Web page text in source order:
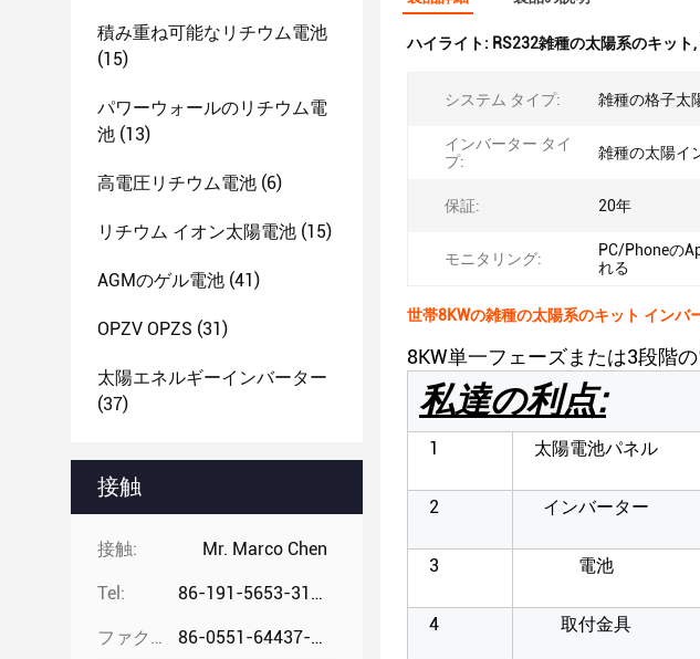
積み重ね可能なリチウム電池
(15)
パワーウォールのリチウム電
池 (13)
高電圧リチウム電池 (6)
リチウム イオン太陽電池 (15)
AGMのゲル電池 (41)
OPZV OPZS (31)
太陽エネルギーインバーター
(37)
接触
接触: Mr. Marco Chen
Tel: 86-191-5653-3194
ファクシミリ: 86-0551-64437-729
ハイライト: RS232雑種の太陽系のキット,
システム タイプ: 雑種の格子太
インバーター タイ
プ:
雑種の太陽イ
保証: 20年
モニタリング:
PC/Phoneの
れる
世帯8KWの雑種の太陽系のキット インバ
8KW単一フェーズまたは3段階
私達の利点:
1 太陽電池パネル
2
インバーター
3
電池
4
取付金具